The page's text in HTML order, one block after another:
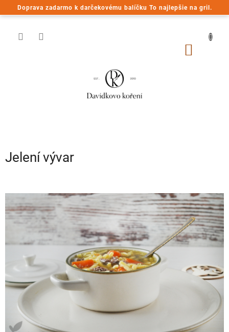
Doprava zadarmo k darčekovému balíčku To najlepšie na gril.
Prejsť
na
Jelení vývar